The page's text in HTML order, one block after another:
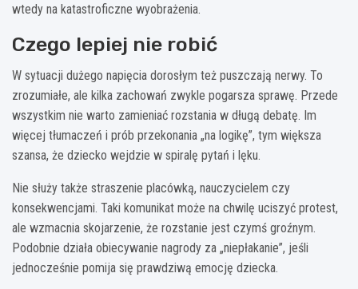
wtedy na katastroficzne wyobrażenia.
Czego lepiej nie robić
W sytuacji dużego napięcia dorosłym też puszczają nerwy. To
zrozumiałe, ale kilka zachowań zwykle pogarsza sprawę. Przede
wszystkim nie warto zamieniać rozstania w długą debatę. Im
więcej tłumaczeń i prób przekonania „na logikę”, tym większa
szansa, że dziecko wejdzie w spiralę pytań i lęku.
Nie służy także straszenie placówką, nauczycielem czy
konsekwencjami. Taki komunikat może na chwilę uciszyć protest,
ale wzmacnia skojarzenie, że rozstanie jest czymś groźnym.
Podobnie działa obiecywanie nagrody za „niepłakanie”, jeśli
jednocześnie pomija się prawdziwą emocję dziecka.